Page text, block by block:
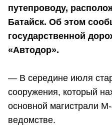
путепроводу,
Батайск. Об этом
государственной
«Автодор».
— В середине июля
сооружения, который
основной магистрали
ведомстве.